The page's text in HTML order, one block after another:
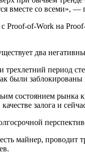
вместе со всеми», —
Proof-of-Work на
два
трехлетний период
были
состоянием рынка
качестве залога и
майнер, проводит